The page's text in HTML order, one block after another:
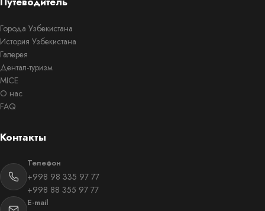
Города Узбекистана
История Узбекистана
Галерея
Дентал-туризм
MICE
О нас
FAQ
Контакты
Телефон
+998 98 335 97 77
+998 88 355 97 77
E-mail